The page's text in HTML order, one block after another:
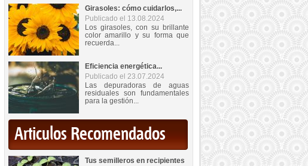
Girasoles: cómo cuidarlos,...
Publicado el 13.08.2024
Los girasoles, con su brillante
color amarillo y su forma que
recuerda...
Eficiencia energética...
Publicado el 23.07.2024
Las depuradoras de aguas
residuales son fundamentales
para la gestión...
Articulos Recomendados
Tus semilleros en recipientes